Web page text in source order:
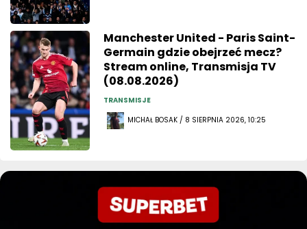
Manchester United - Paris Saint-
Germain gdzie obejrzeć mecz?
Stream online, Transmisja TV
(08.08.2026)
TRANSMISJE
MICHAŁ BOSAK / 8 SIERPNIA 2026, 10:25